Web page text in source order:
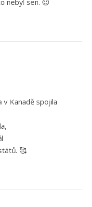
v Kanadě spojila
🥰